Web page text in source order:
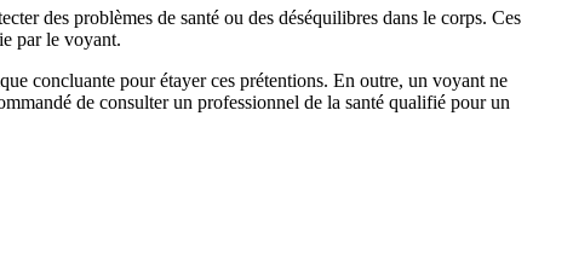
des problèmes de santé ou des déséquilibres dans le corps. Ces
par le voyant.
concluante pour étayer ces prétentions. En outre, un voyant ne
de consulter un professionnel de la santé qualifié pour un